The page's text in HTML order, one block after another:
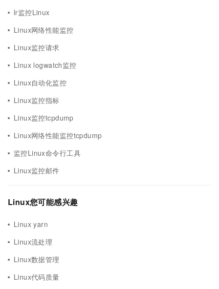
lr监控Linux
Linux网络性能监控
Linux监控请求
Linux logwatch监控
Linux自动化监控
Linux监控指标
Linux监控tcpdump
Linux网络性能监控tcpdump
监控Linux命令行工具
Linux监控邮件
Linux您可能感兴趣
Linux yarn
Linux流处理
Linux数据管理
Linux代码质量